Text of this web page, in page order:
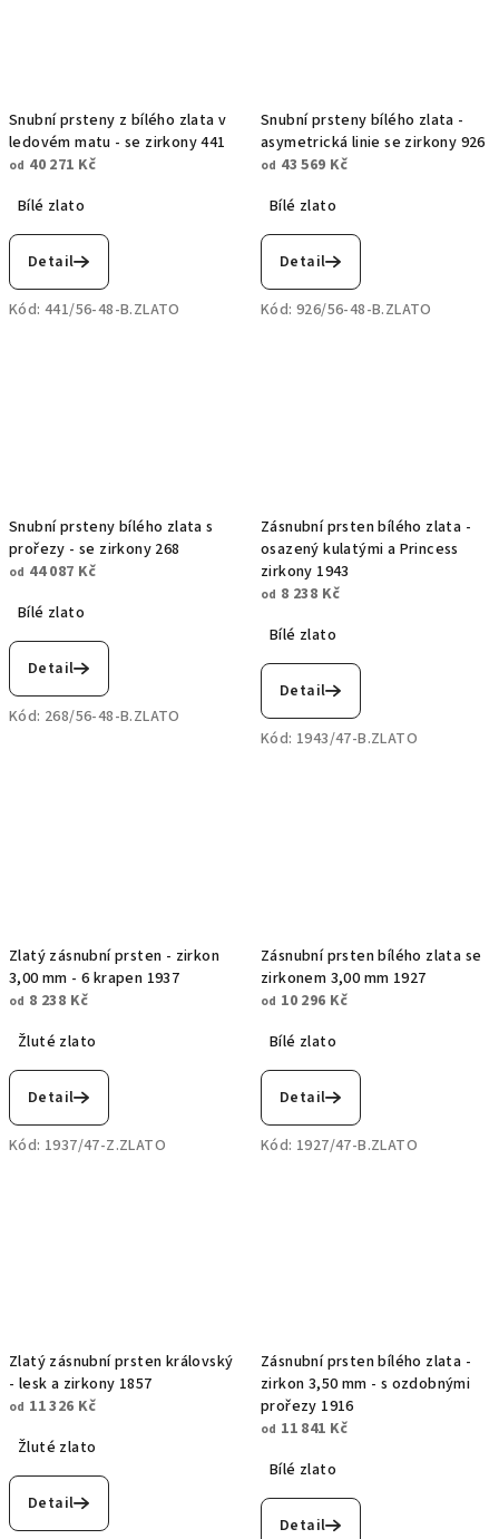
Snubní prsteny z bílého zlata v
ledovém matu - se zirkony 441
od 40 271 Kč
Bílé zlato
Detail
Kód: 441/56-48-B.ZLATO
Snubní prsteny bílého zlata -
asymetrická linie se zirkony 926
od 43 569 Kč
Bílé zlato
Detail
Kód: 926/56-48-B.ZLATO
Snubní prsteny bílého zlata s
prořezy - se zirkony 268
od 44 087 Kč
Bílé zlato
Detail
Kód: 268/56-48-B.ZLATO
Zásnubní prsten bílého zlata -
osazený kulatými a Princess
zirkony 1943
od 8 238 Kč
Bílé zlato
Detail
Kód: 1943/47-B.ZLATO
Zlatý zásnubní prsten - zirkon
3,00 mm - 6 krapen 1937
od 8 238 Kč
Žluté zlato
Detail
Kód: 1937/47-Z.ZLATO
Zásnubní prsten bílého zlata se
zirkonem 3,00 mm 1927
od 10 296 Kč
Bílé zlato
Detail
Kód: 1927/47-B.ZLATO
Zlatý zásnubní prsten královský
- lesk a zirkony 1857
od 11 326 Kč
Žluté zlato
Detail
Zásnubní prsten bílého zlata -
zirkon 3,50 mm - s ozdobnými
prořezy 1916
od 11 841 Kč
Bílé zlato
Detail